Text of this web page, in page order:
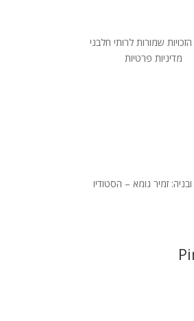
שמורות לרותי חלבני
מדיניות פרטיות
ובניה: זמיר גומא – הסטודיו